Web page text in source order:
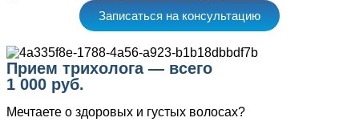
Записаться на консультацию
Прием трихолога — всего
1 000 руб.
Мечтаете о здоровых и густых волосах?